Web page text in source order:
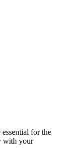
for the
with your